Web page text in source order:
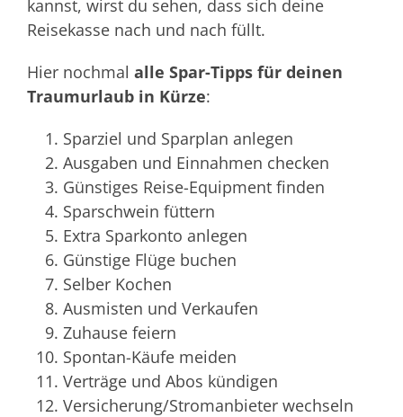
kannst, wirst du sehen, dass sich deine
Reisekasse nach und nach füllt.
Hier nochmal alle Spar-Tipps für deinen
Traumurlaub in Kürze:
Sparziel und Sparplan anlegen
Ausgaben und Einnahmen checken
Günstiges Reise-Equipment finden
Sparschwein füttern
Extra Sparkonto anlegen
Günstige Flüge buchen
Selber Kochen
Ausmisten und Verkaufen
Zuhause feiern
Spontan-Käufe meiden
Verträge und Abos kündigen
Versicherung/Stromanbieter wechseln